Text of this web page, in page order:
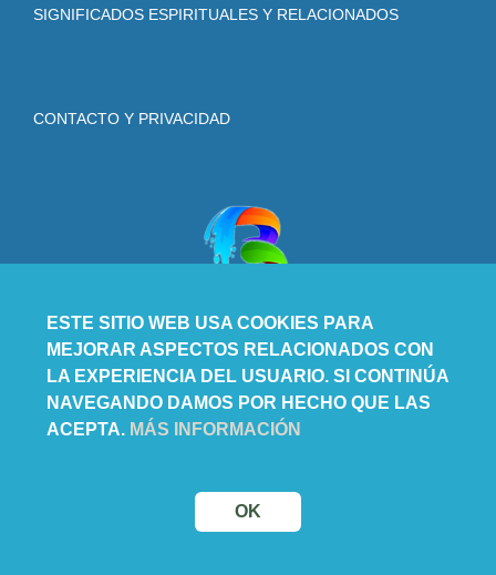
SIGNIFICADOS ESPIRITUALES Y RELACIONADOS
CONTACTO Y PRIVACIDAD
ESTE SITIO WEB USA COOKIES PARA
MEJORAR ASPECTOS RELACIONADOS CON
LA EXPERIENCIA DEL USUARIO. SI CONTINÚA
NAVEGANDO DAMOS POR HECHO QUE LAS
ACEPTA. MÁS INFORMACIÓN
OK